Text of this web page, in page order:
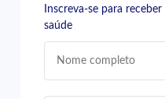
Inscreva-se para
saúde